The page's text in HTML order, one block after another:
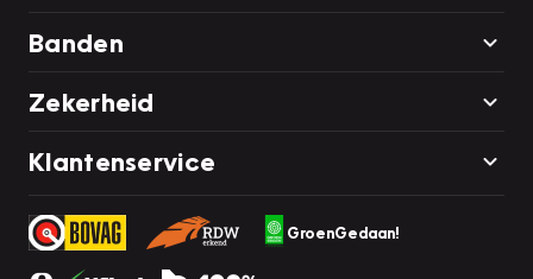
Banden
Zekerheid
Klantenservice
GroenGedaan!